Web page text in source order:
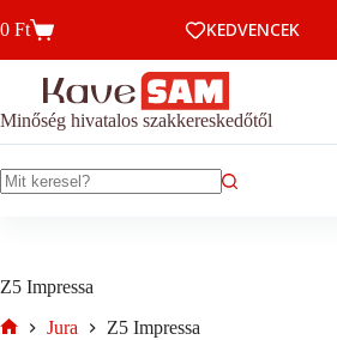
to
Kosár
0 Ft KEDVENCEK
Minőség hivatalos szakkereskedőtől
Z5 Impressa
Jura Z5 Impressa